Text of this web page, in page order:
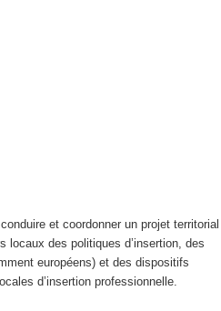
et coordonner un projet territorial
locaux des politiques d’insertion, des
européens) et des dispositifs
d’insertion professionnelle.